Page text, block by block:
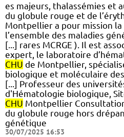
es majeurs, thalassémies et
du globule rouge et de
Montpellier a pour mission la
l’ensemble des maladies
[...] rares MCRGE ). Il est
expert, le laboratoire
CHU de Montpellier,
biologique et moléculaire
[...] Professeur des
d'Hématologie biologique,
CHU Montpellier
du globule rouge hors
génétique
30/07/2025 16:53